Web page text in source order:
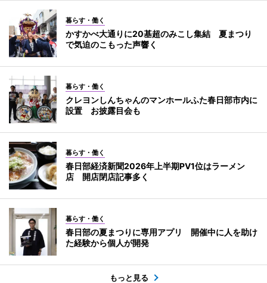
暮らす・働く
かすかべ大通りに20基超のみこし集結 夏まつり
で気迫のこもった声響く
暮らす・働く
クレヨンしんちゃんのマンホールふた春日部市内に
設置 お披露目会も
暮らす・働く
春日部経済新聞2026年上半期PV1位はラーメン
店 開店閉店記事多く
暮らす・働く
春日部の夏まつりに専用アプリ 開催中に人を助け
た経験から個人が開発
もっと見る